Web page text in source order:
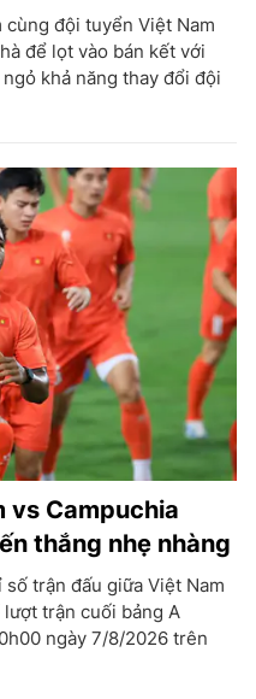
cùng đội tuyển Việt Nam
để lọt vào bán kết với
khả năng thay đổi đội
vs Campuchia
thắng nhẹ nhàng
trận đấu giữa Việt Nam
trận cuối bảng A
ngày 7/8/2026 trên